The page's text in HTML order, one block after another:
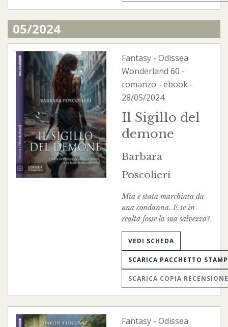
05/2024
Fantasy - Odissea
Wonderland 60 -
romanzo - ebook -
28/05/2024
Il Sigillo del
demone
Barbara
Poscolieri
Mia è stata marchiata da
una condanna. E se in
realtà fosse la sua salvezza?
VEDI SCHEDA
SCARICA PACCHETTO
SCARICA COPIA RECENSIONE
Fantasy - Odissea